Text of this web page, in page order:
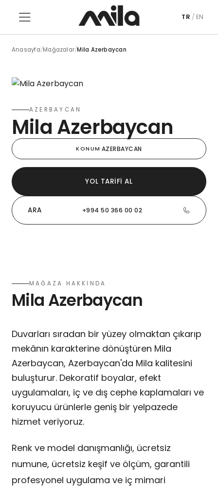
TR / EN
Anasayfa/Mağazalar/Mila Azerbaycan
AZERBAYCAN
Mila Azerbaycan
KONUM·AZERBAYCAN
YOL TARIFI AL
ARA +994 50 366 00 02
MAĞAZA HAKKINDA
Mila Azerbaycan
Duvarları sıradan bir yüzey olmaktan çıkarıp
mekânın karakterine dönüştüren Mila
Azerbaycan, Azerbaycan'da Mila kalitesini
buluşturur. Dekoratif boyalar, efekt
uygulamaları, iç ve dış cephe kaplamaları ve
koruyucu ürünlerle geniş bir yelpazede
hizmet veriyoruz.
Renk ve model danışmanlığı, ücretsiz
numune, ücretsiz keşif ve ölçüm, garantili
profesyonel uygulama ve iç mimari